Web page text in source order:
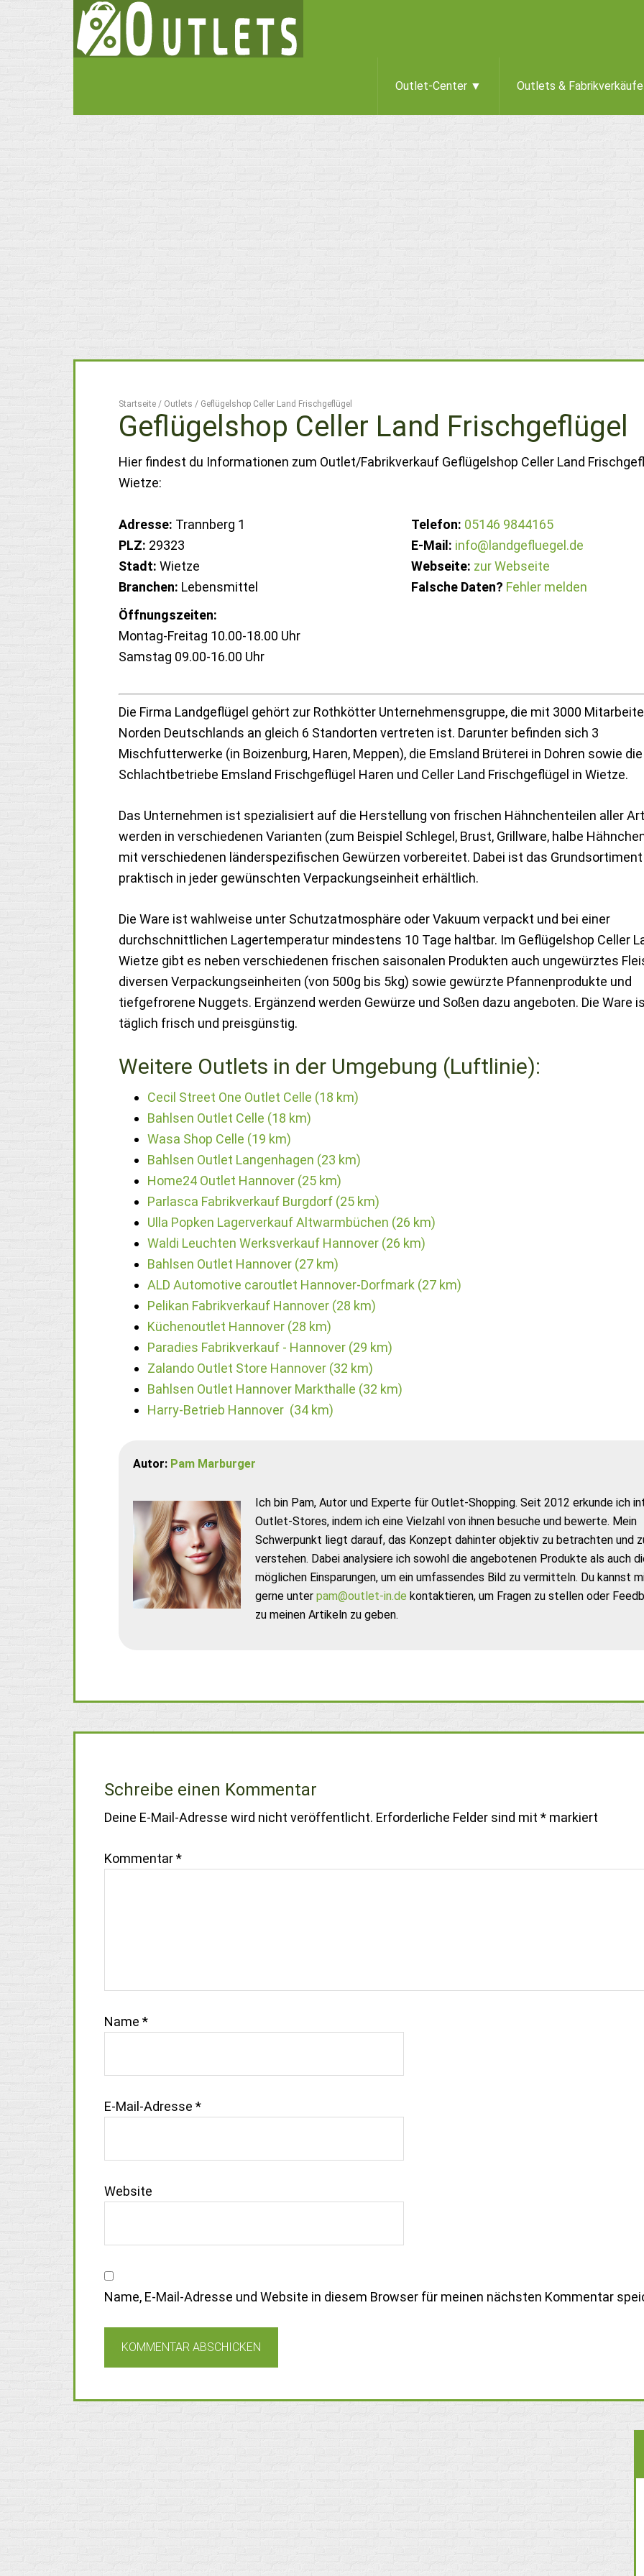
Outlet-Center ▼ Outlets &
Startseite / Outlets / Geflügelshop Celler Land Frischgeflügel
Geflügelshop Celler Land Frischgeflügel
Hier findest du Informationen zum Outlet/Fabrikverkauf Geflügelshop Celler Land
Wietze:
Adresse: Trannberg 1
PLZ: 29323
Stadt: Wietze
Branchen: Lebensmittel
Telefon: 05146 9844165
E-Mail: info@landgefluegel.de
Webseite: zur Webseite
Falsche Daten? Fehler melden
Öffnungszeiten:
Montag-Freitag 10.00-18.00 Uhr
Samstag 09.00-16.00 Uhr
Die Firma Landgeflügel gehört zur Rothkötter Unternehmensgruppe, die mit 3000
Norden Deutschlands an gleich 6 Standorten vertreten ist. Darunter befinden sich 3
Mischfutterwerke (in Boizenburg, Haren, Meppen), die Emsland Brüterei in Dohren sowie
Schlachtbetriebe Emsland Frischgeflügel Haren und Celler Land Frischgeflügel in Wietze.
Das Unternehmen ist spezialisiert auf die Herstellung von frischen Hähnchenteilen aller
werden in verschiedenen Varianten (zum Beispiel Schlegel, Brust, Grillware, halbe
mit verschiedenen länderspezifischen Gewürzen vorbereitet. Dabei ist das Grundsortiment
praktisch in jeder gewünschten Verpackungseinheit erhältlich.
Die Ware ist wahlweise unter Schutzatmosphäre oder Vakuum verpackt und bei einer
durchschnittlichen Lagertemperatur mindestens 10 Tage haltbar. Im Geflügelshop Celler
Wietze gibt es neben verschiedenen frischen saisonalen Produkten auch ungewürztes
diversen Verpackungseinheiten (von 500g bis 5kg) sowie gewürzte Pfannenprodukte und
tiefgefrorene Nuggets. Ergänzend werden Gewürze und Soßen dazu angeboten. Die Ware
täglich frisch und preisgünstig.
Weitere Outlets in der Umgebung (Luftlinie):
Cecil Street One Outlet Celle (18 km)
Bahlsen Outlet Celle (18 km)
Wasa Shop Celle (19 km)
Bahlsen Outlet Langenhagen (23 km)
Home24 Outlet Hannover (25 km)
Parlasca Fabrikverkauf Burgdorf (25 km)
Ulla Popken Lagerverkauf Altwarmbüchen (26 km)
Waldi Leuchten Werksverkauf Hannover (26 km)
Bahlsen Outlet Hannover (27 km)
ALD Automotive caroutlet Hannover-Dorfmark (27 km)
Pelikan Fabrikverkauf Hannover (28 km)
Küchenoutlet Hannover (28 km)
Paradies Fabrikverkauf - Hannover (29 km)
Zalando Outlet Store Hannover (32 km)
Bahlsen Outlet Hannover Markthalle (32 km)
Harry-Betrieb Hannover (34 km)
Autor: Pam Marburger
Ich bin Pam, Autor und Experte für Outlet-Shopping. Seit 2012 erkunde ich
Outlet-Stores, indem ich eine Vielzahl von ihnen besuche und bewerte. Mein
Schwerpunkt liegt darauf, das Konzept dahinter objektiv zu betrachten und
verstehen. Dabei analysiere ich sowohl die angebotenen Produkte als auch
möglichen Einsparungen, um ein umfassendes Bild zu vermitteln. Du kannst
gerne unter pam@outlet-in.de kontaktieren, um Fragen zu stellen oder
zu meinen Artikeln zu geben.
Schreibe einen Kommentar
Deine E-Mail-Adresse wird nicht veröffentlicht. Erforderliche Felder sind mit * markiert
Kommentar*
Name *
E-Mail-Adresse *
Website
Name, E-Mail-Adresse und Website in diesem Browser für meinen nächsten Kommentar